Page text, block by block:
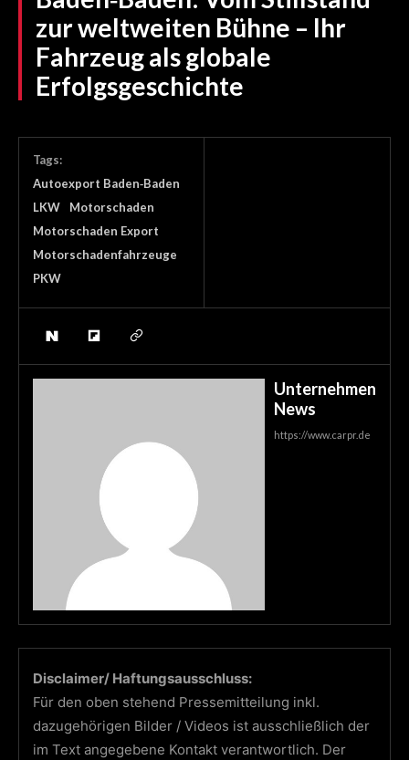
zur weltweiten Bühne – Ihr
Fahrzeug als globale
Erfolgsgeschichte
Tags:
Autoexport Baden‑Baden
LKW
Motorschaden
Motorschaden Export
Motorschadenfahrzeuge
PKW
Unternehmen
News
https://www.carpr.de
Disclaimer/ Haftungsausschluss:
Für den oben stehend Pressemitteilung inkl.
dazugehörigen Bilder / Videos ist ausschließlich der
im Text angegebene Kontakt verantwortlich. Der